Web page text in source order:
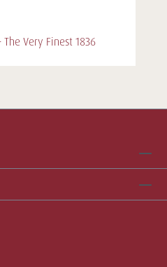
Very Finest 1836